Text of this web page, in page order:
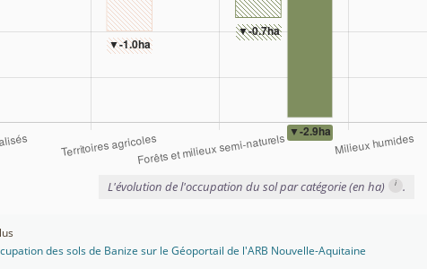
L'évolution de l'occupation du sol par catégorie (en ha) i .
des sols de Banize sur le Géoportail de l'ARB Nouvelle-Aquitaine